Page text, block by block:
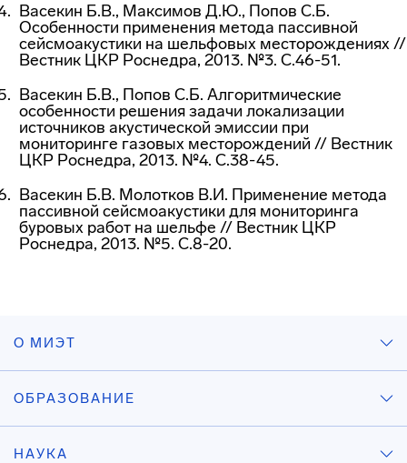
Васекин Б.В., Максимов Д.Ю., Попов С.Б.
Особенности применения метода пассивной
сейсмоакустики на шельфовых месторождениях //
Вестник ЦКР Роснедра, 2013. №3. С.46-51.
Васекин Б.В., Попов С.Б. Алгоритмические
особенности решения задачи локализации
источников акустической эмиссии при
мониторинге газовых месторождений // Вестник
ЦКР Роснедра, 2013. №4. С.38-45.
Васекин Б.В. Молотков В.И. Применение метода
пассивной сейсмоакустики для мониторинга
буровых работ на шельфе // Вестник ЦКР
Роснедра, 2013. №5. С.8-20.
О МИЭТ
ОБРАЗОВАНИЕ
НАУКА